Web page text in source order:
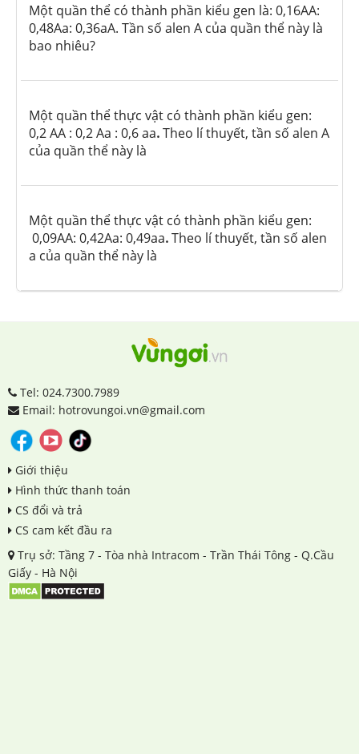
Một quần thể có thành phần kiểu gen là: 0,16AA:
0,48Aa: 0,36aA. Tần số alen A của quần thể này là
bao nhiêu?
Một quần thể thực vật có thành phần kiểu gen:
0,2 AA : 0,2 Aa : 0,6 aa.Theo lí thuyết, tần số alen A
của quần thể này là
Một quần thể thực vật có thành phần kiểu gen:
0,09AA: 0,42Aa: 0,49aa.Theo lí thuyết, tần số alen
a của quần thể này là
Tel: 024.7300.7989
Email: hotrovungoi.vn@gmail.com
Giới thiệu
Hình thức thanh toán
CS đổi và trả
CS cam kết đầu ra
Trụ sở: Tầng 7 - Tòa nhà Intracom - Trần Thái Tông - Q.Cầu
Giấy - Hà Nội